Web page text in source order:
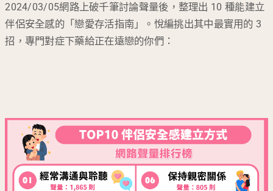
2024/03/05網路上破千筆討論聲量後，整理出 10 種能建立
伴侶安全感的「戀愛存活指南」。悅編挑出其中最實用的 3
招，專門對症下藥給正在遠戀的你們：